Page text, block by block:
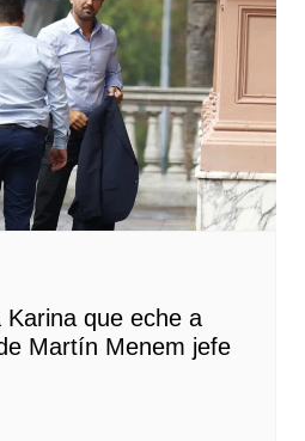
Karina que eche a
Martín Menem jefe